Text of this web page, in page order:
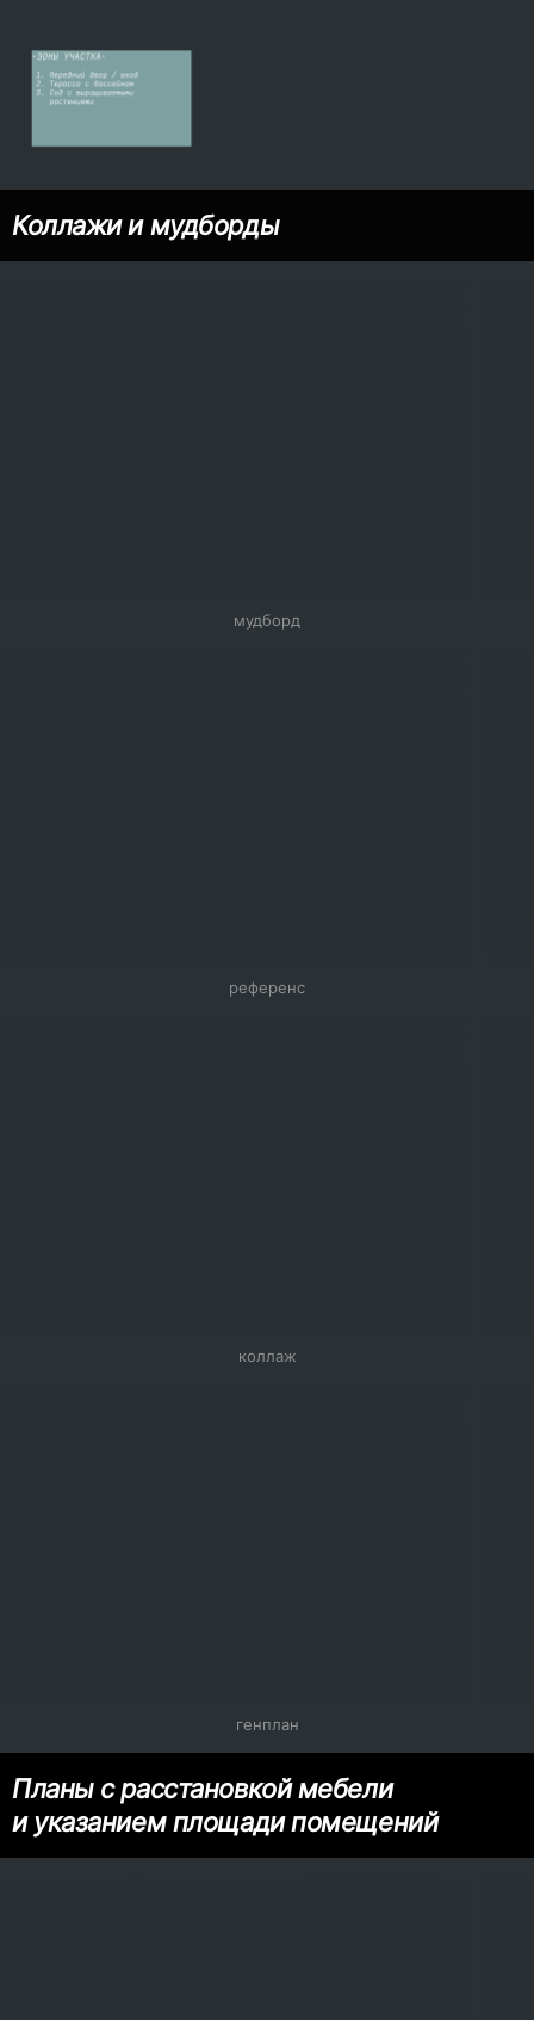
Коллажи и мудборды
мудборд
референс
коллаж
генплан
Планы с расстановкой мебели
и указанием площади помещений